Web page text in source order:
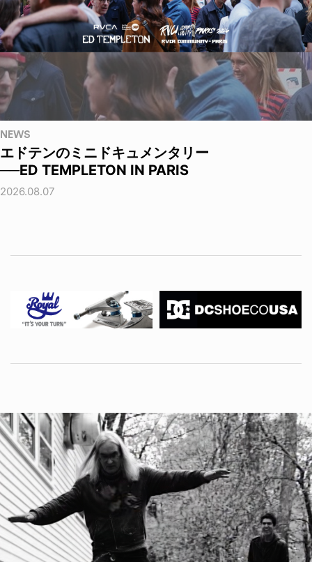
NEWS
エドテンのミニドキュメンタリー
──ED TEMPLETON IN PARIS
2026.08.07